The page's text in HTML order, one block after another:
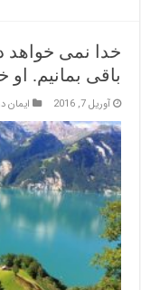
خدا نمی خواهد
باقی بمانیم.
آوریل 7, 2016 ایمان